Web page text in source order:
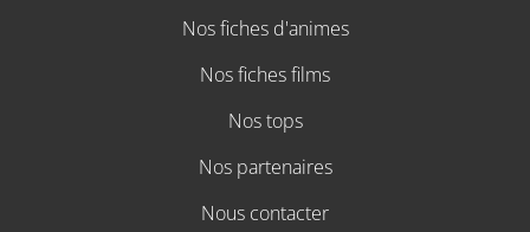
Nos fiches d'animes
Nos fiches films
Nos tops
Nos partenaires
Nous contacter